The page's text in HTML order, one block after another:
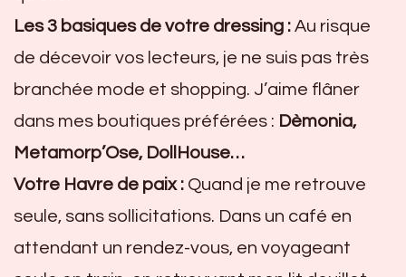
Les 3 basiques de votre dressing : Au risque
de décevoir vos lecteurs, je ne suis pas très
branchée mode et shopping. J’aime flâner
dans mes boutiques préférées : Dèmonia,
Metamorp’Ose, DollHouse…
Votre Havre de paix : Quand je me retrouve
seule, sans sollicitations. Dans un café en
attendant un rendez-vous, en voyageant